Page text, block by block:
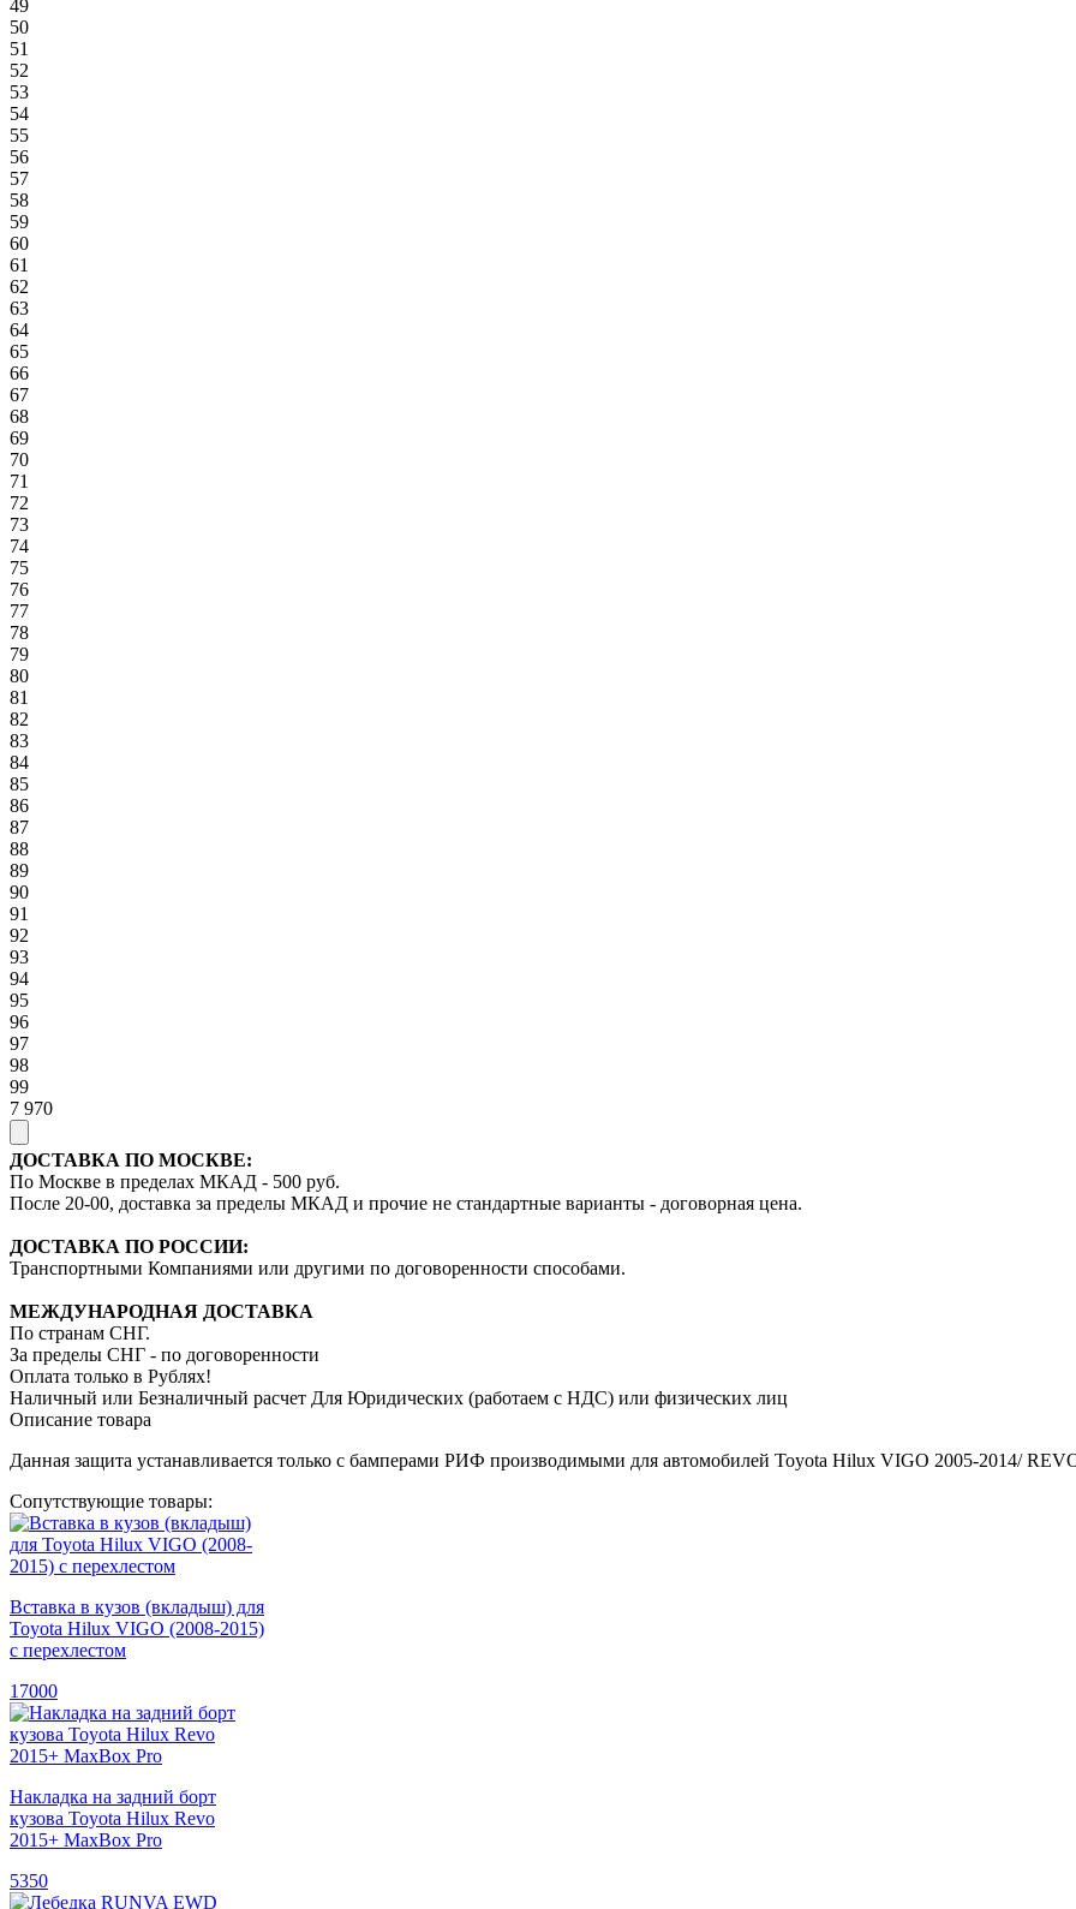
49
50
51
52
53
54
55
56
57
58
59
60
61
62
63
64
65
66
67
68
69
70
71
72
73
74
75
76
77
78
79
80
81
82
83
84
85
86
87
88
89
90
91
92
93
94
95
96
97
98
99
7 970
ДОСТАВКА ПО МОСКВЕ:
По Москве в пределах МКАД - 500 руб.
После 20-00, доставка за пределы МКАД и прочие не стандартные варианты - договорная цена.
ДОСТАВКА ПО РОССИИ:
Транспортными Компаниями или другими по договоренности способами.
МЕЖДУНАРОДНАЯ ДОСТАВКА
По странам СНГ.
За пределы СНГ - по договоренности
Оплата только в Рублях!
Наличный или Безналичный расчет Для Юридических (работаем с НДС) или физических лиц
Описание товара
Данная защита устанавливается только с бамперами РИФ производимыми для автомобилей Toyota Hilux VIGO 2005-2014/
Сопутствующие товары:
Вставка в кузов (вкладыш) для
Toyota Hilux VIGO (2008-2015)
с перехлестом
17000
Накладка на задний борт
кузова Toyota Hilux Revo
2015+ MaxBox Pro
5350